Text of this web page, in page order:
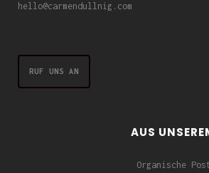
hello@carmendullnig.com
RUF UNS AN
AUS
Organische